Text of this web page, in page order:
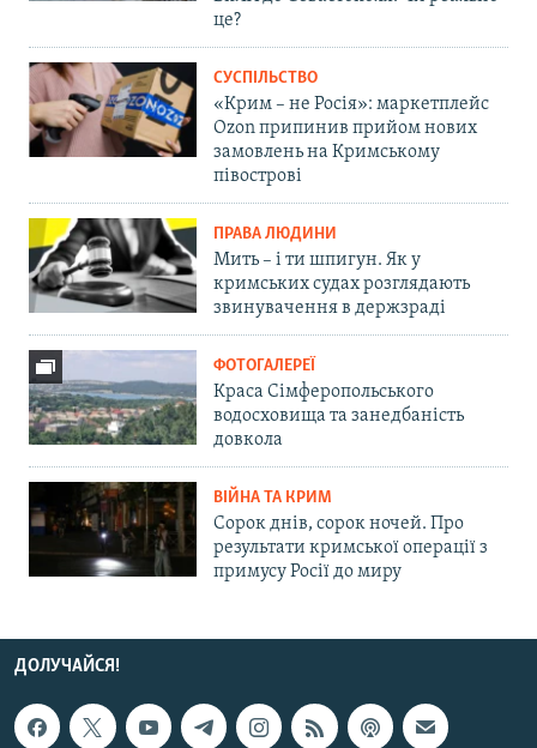
це?
СУСПІЛЬСТВО
«Крим – не Росія»: маркетплейс
Ozon припинив прийом нових
замовлень на Кримському
півострові
ПРАВА ЛЮДИНИ
Мить – і ти шпигун. Як у
кримських судах розглядають
звинувачення в держзраді
ФОТОГАЛЕРЕЇ
Краса Сімферопольського
водосховища та занедбаність
довкола
ВІЙНА ТА КРИМ
Сорок днів, сорок ночей. Про
результати кримської операції з
примусу Росії до миру
ДОЛУЧАЙСЯ!